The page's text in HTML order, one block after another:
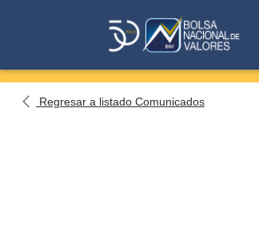
Regresar a listado Comunicados